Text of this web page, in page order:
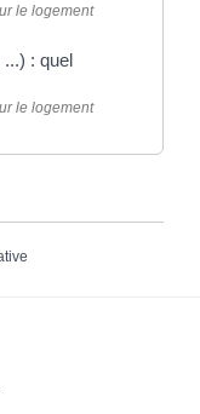
le logement
...) : quel
le logement